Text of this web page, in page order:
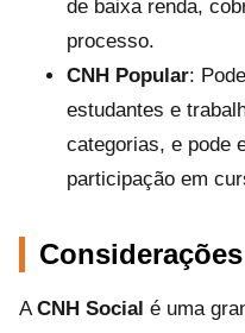
de baixa renda,
processo.
CNH Popular:
estudantes e
categorias, e pode
participação em
ACNH Social é uma